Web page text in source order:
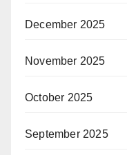
December 2025
November 2025
October 2025
September 2025